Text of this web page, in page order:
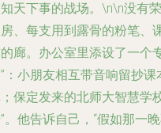
天下事的战场。\n\n没有
、每支用到露骨的粉笔、
廊。办公室里添设了一个
：小朋友相互带音响留抄
保定发来的北师大智慧学
。他告诉自己，“假如那一